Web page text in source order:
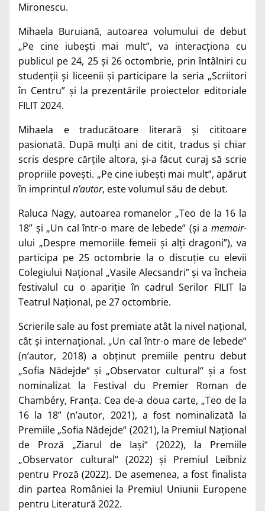
Mironescu.
Mihaela Buruiană, autoarea volumului de debut
„Pe cine iubești mai mult”, va interacționa cu
publicul pe 24, 25 și 26 octombrie, prin întâlniri cu
studenții și liceenii și participare la seria „Scriitori
în Centru” și la prezentările proiectelor editoriale
FILIT 2024.
Mihaela e traducătoare literară și cititoare
pasionată. După mulți ani de citit, tradus și chiar
scris despre cărțile altora, și-a făcut curaj să scrie
propriile povești. „Pe cine iubești mai mult”, apărut
în imprintul n’autor, este volumul său de debut.
Raluca Nagy, autoarea romanelor „Teo de la 16 la
18” și „Un cal într-o mare de lebede” (și a memoir-
ului „Despre memoriile femeii și alți dragoni”), va
participa pe 25 octombrie la o discuție cu elevii
Colegiului Național „Vasile Alecsandri” și va încheia
festivalul cu o apariție în cadrul Serilor FILIT la
Teatrul Național, pe 27 octombrie.
Scrierile sale au fost premiate atât la nivel național,
cât și internațional. „Un cal într-o mare de lebede”
(n’autor, 2018) a obţinut premiile pentru debut
„Sofia Nădejde“ şi „Observator cultural“ și a fost
nominalizat la Festival du Premier Roman de
Chambéry, Franța. Cea de-a doua carte, „Teo de la
16 la 18” (n’autor, 2021), a fost nominalizată la
Premiile „Sofia Nădejde“ (2021), la Premiul Național
de Proză „Ziarul de Iași“ (2022), la Premiile
„Observator cultural“ (2022) și Premiul Leibniz
pentru Proză (2022). De asemenea, a fost finalista
din partea României la Premiul Uniunii Europene
pentru Literatură 2022.